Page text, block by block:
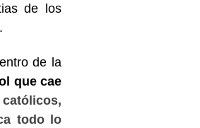
de los
de la
que cae
todo lo